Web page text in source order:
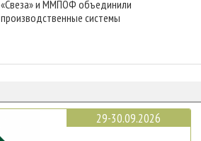
«Свеза» и ММПОФ объединили
производственные системы
29-30.09.2026